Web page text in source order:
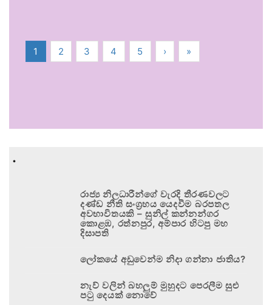
1 2 3 4 5 › »
.
රාජ්‍ය නිලධාරීන්ගේ වැරදි තීරණවලට
දණ්ඩ නීති සංග්‍රහය යෙදවීම බරපතල
අවභාවිතයකි – සුනිල් කන්නන්ගර
කොළඹ, රත්නපුර, අම්පාර හිටපු මහ
දිසාපති
ලෝකයේ අඩුවෙන්ම නිදා ගන්නා ජාතිය?
නැව් වලින් බහලුම් මුහුදට පෙරලීම සුළු
පටු දෙයක් නොවේ